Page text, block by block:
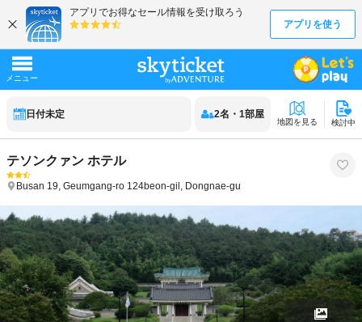
日付未定 2名 ・ 1部屋
地図を見る 検討中
テソンクァン ホテル
Busan 19, Geumgang-ro 124beon-gil, Dongnae-gu